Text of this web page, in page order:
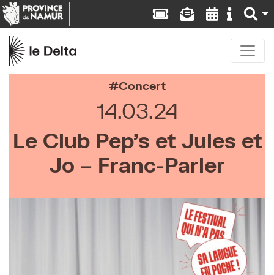
Concert
14.03.24
Le Club Pep’s et Jules et
Jo – Franc-Parler